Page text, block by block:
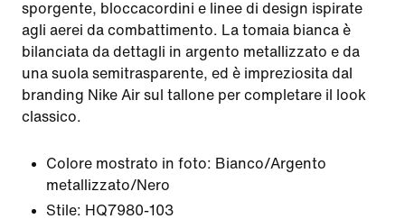
sporgente, bloccacordini e linee di design ispirate
agli aerei da combattimento. La tomaia bianca è
bilanciata da dettagli in argento metallizzato e da
una suola semitrasparente, ed è impreziosita dal
branding Nike Air sul tallone per completare il look
classico.
Colore mostrato in foto: Bianco/Argento
metallizzato/Nero
Stile: HQ7980-103